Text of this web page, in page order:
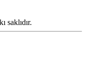
saklıdır.